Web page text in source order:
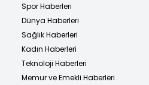
Spor Haberleri
Dünya Haberleri
Sağlık Haberleri
Kadın Haberleri
Teknoloji Haberleri
Memur ve Emekli Haberleri